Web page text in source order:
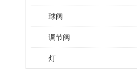
球阀
调节阀
灯